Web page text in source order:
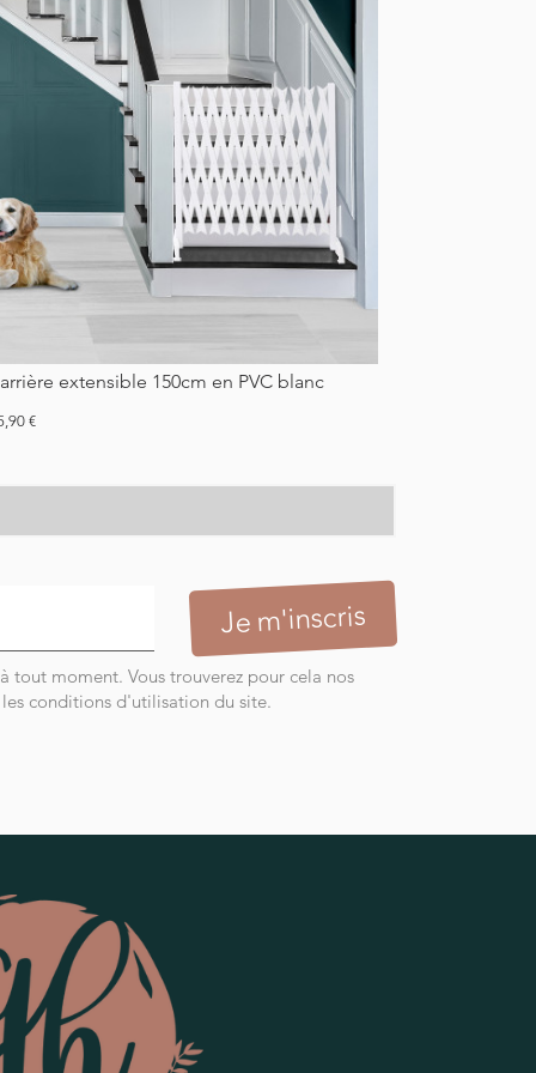
Barrière extensible 150cm en PVC blanc
€
tout moment. Vous trouverez pour cela nos
conditions d'utilisation du site.